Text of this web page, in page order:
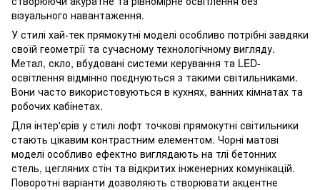
візуального навантаження.
У стилі хай-тек прямокутні моделі особливо потрібні завдяки
своїй геометрії та сучасному технологічному вигляду.
Метал, скло, вбудовані системи керування та LED-
освітлення відмінно поєднуються з такими світильниками.
Вони часто використовуються в кухнях, ванних кімнатах та
робочих кабінетах.
Для інтер'єрів у стилі лофт точкові прямокутні світильники
стають цікавим контрастним елементом. Чорні матові
моделі особливо ефектно виглядають на тлі бетонних
стель, цегляних стін та відкритих інженерних комунікацій.
Поворотні варіанти дозволяють створювати акцентне